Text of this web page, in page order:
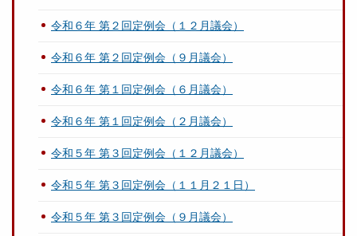
令和６年 第２回定例会（１２月議会）
令和６年 第２回定例会（９月議会）
令和６年 第１回定例会（６月議会）
令和６年 第１回定例会（２月議会）
令和５年 第３回定例会（１２月議会）
令和５年 第３回定例会（１１月２１日）
令和５年 第３回定例会（９月議会）